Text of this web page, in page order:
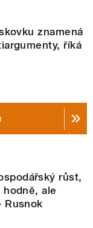
znamená
říká
růst,
ale
Rusnok